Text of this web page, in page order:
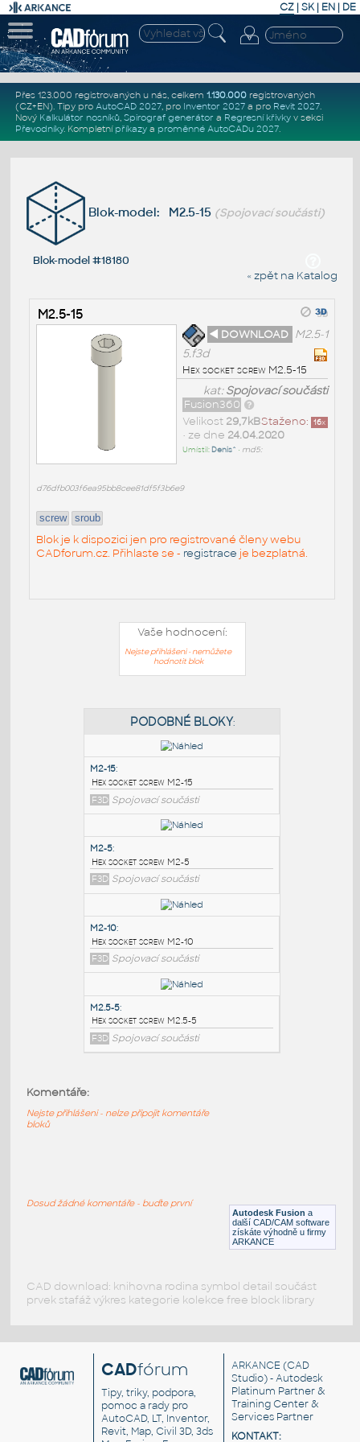
CZ | SK| EN | DE
Přes 123.000 registrovaných u nás, celkem 1.130.000registrovaných
(CZ+EN). Tipy pro AutoCAD 2027, pro Inventor 2027a pro Revit 2027.
Nový Kalkulátor nosníků, Spirograf generátor a Regresní křivkyv sekci
Převodníky. Kompletní příkazya proměnné AutoCADu 2027.
Blok-model: M2.5-15 (Spojovací součásti)
Blok-model #18180
« zpět na Katalog
M2.5-15
◄ DOWNLOAD M2.5-1
5.f3d
Hex socket screw M2.5-15
kat:Spojovací součásti
Fusion360
Staženo: 16x
Velikost 29,7kB
• ze dne 24.04.2020
Umístil: Denis^ • md5:
d76dfb003f6ea95bb8cee81df5f3b6e9
screw sroub
Blok je k dispozici jen pro registrované členy webu
CADforum.cz. Přihlaste se - registrace je bezplatná.
Vaše hodnocení:
Nejste přihlášeni - nemůžete
hodnotit blok
Hex socket screw M2-15
F3D Spojovací součásti
M2-5:
Hex socket screw M2-5
F3D Spojovací součásti
Hex socket screw M2-10
Hex socket screw M2.5-5
Spojovací součásti
Autodesk Fusion a
další CAD/CAM software
získáte výhodně u firmy
ARKANCE
Komentáře:
Nejste přihlášeni - nelze připojit komentáře
bloků
Dosud žádné komentáře - buďte první
CAD download: knihovna rodina symbol detail součást
prvek stafáž výkres kategorie kolekce free block library
CADfórum
Tipy, triky, podpora,
pomoc a rady pro
AutoCAD, LT, Inventor,
Revit, Map, Civil 3D, 3ds
ARKANCE (CAD
Studio) - Autodesk
Platinum Partner &
Training Center &
Services Partner
KONTAKT: